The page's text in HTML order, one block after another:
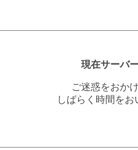
現在サーバ
ご迷惑をおか
しばらく時間を